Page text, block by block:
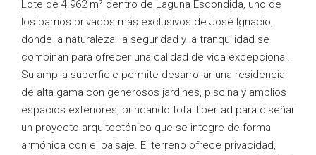
Lote de 4.962 m² dentro de Laguna Escondida, uno de
los barrios privados más exclusivos de José Ignacio,
donde la naturaleza, la seguridad y la tranquilidad se
combinan para ofrecer una calidad de vida excepcional.
Su amplia superficie permite desarrollar una residencia
de alta gama con generosos jardines, piscina y amplios
espacios exteriores, brindando total libertad para diseñar
un proyecto arquitectónico que se integre de forma
armónica con el paisaje. El terreno ofrece privacidad,